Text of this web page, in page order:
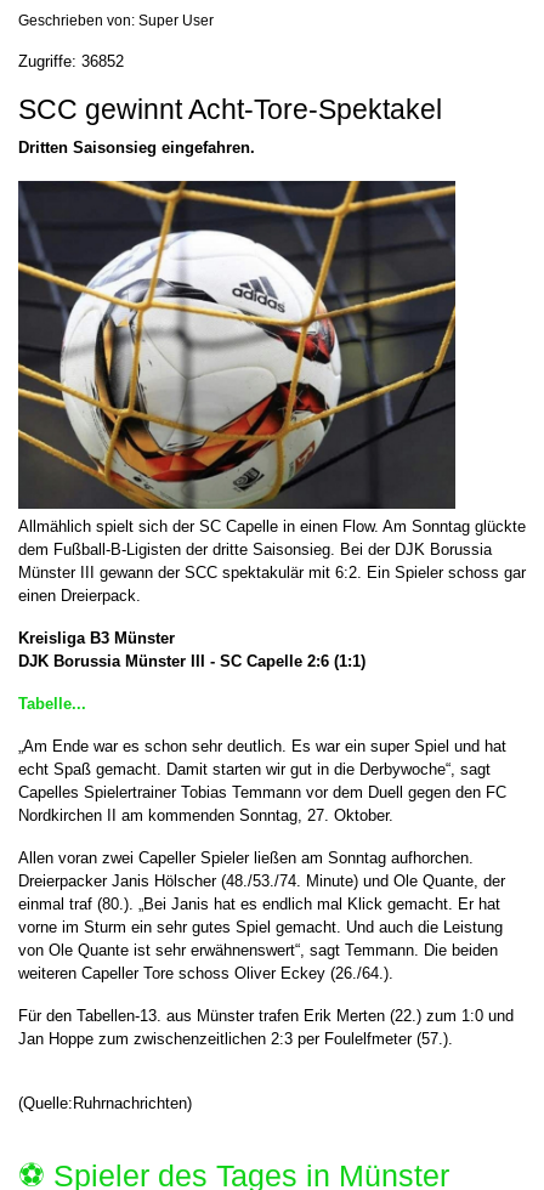
Geschrieben von: Super User
Zugriffe: 36852
SCC gewinnt Acht-Tore-Spektakel
Dritten Saisonsieg eingefahren.
Allmählich spielt sich der SC Capelle in einen Flow. Am Sonntag glückte
dem Fußball-B-Ligisten der dritte Saisonsieg. Bei der DJK Borussia
Münster III gewann der SCC spektakulär mit 6:2. Ein Spieler schoss gar
einen Dreierpack.
Kreisliga B3 Münster
DJK Borussia Münster III - SC Capelle 2:6 (1:1)
Tabelle...
„Am Ende war es schon sehr deutlich. Es war ein super Spiel und hat
echt Spaß gemacht. Damit starten wir gut in die Derbywoche“, sagt
Capelles Spielertrainer Tobias Temmann vor dem Duell gegen den FC
Nordkirchen II am kommenden Sonntag, 27. Oktober.
Allen voran zwei Capeller Spieler ließen am Sonntag aufhorchen.
Dreierpacker Janis Hölscher (48./53./74. Minute) und Ole Quante, der
einmal traf (80.). „Bei Janis hat es endlich mal Klick gemacht. Er hat
vorne im Sturm ein sehr gutes Spiel gemacht. Und auch die Leistung
von Ole Quante ist sehr erwähnenswert“, sagt Temmann. Die beiden
weiteren Capeller Tore schoss Oliver Eckey (26./64.).
Für den Tabellen-13. aus Münster trafen Erik Merten (22.) zum 1:0 und
Jan Hoppe zum zwischenzeitlichen 2:3 per Foulelfmeter (57.).
(Quelle:Ruhrnachrichten)
⚽️ Spieler des Tages in Münster